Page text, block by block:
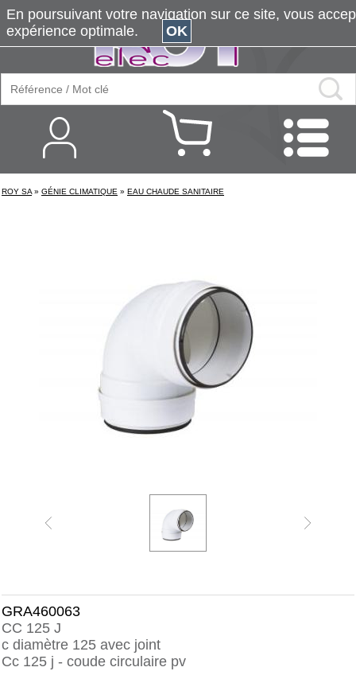
ROY SA » GÉNIE CLIMATIQUE » EAU CHAUDE SANITAIRE
GRA460063
CC 125 J
c diamètre 125 avec joint
Cc 125 j - coude circulaire pv
En poursuivant votre navigation sur ce site, vous
expérience optimale.
OK